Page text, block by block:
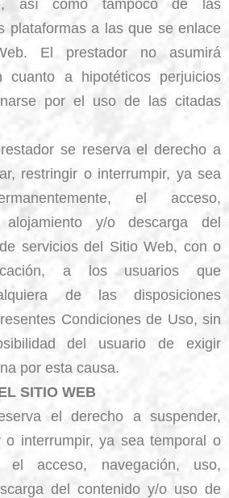
así como tampoco de las
plataformas a las que se enlace
El prestador no asumirá
cuanto a hipotéticos perjuicios
por el uso de las citadas
se reserva el derecho a
restringir o interrumpir, ya sea
el acceso,
alojamiento y/o descarga del
servicios del Sitio Web, con o
a los usuarios que
de las disposiciones
Condiciones de Uso, sin
del usuario de exigir
por esta causa.
SITIO WEB
el derecho a suspender,
o interrumpir, ya sea temporal o
el acceso, navegación, uso,
del contenido y/o uso de